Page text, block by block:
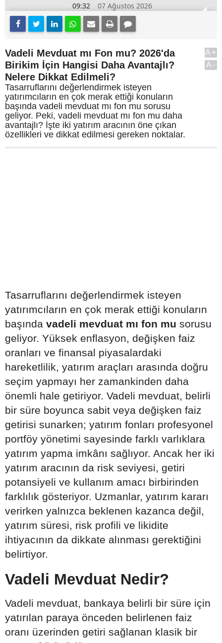
09:32 07 Ağustos 2026
Vadeli Mevduat mı Fon mu? 2026'da
Birikim İçin Hangisi Daha Avantajlı?
Nelere Dikkat Edilmeli?
Tasarruflarını değerlendirmek isteyen
yatırımcıların en çok merak ettiği konuların
başında vadeli mevduat mı fon mu sorusu
geliyor. Peki, vadeli mevduat mı fon mu daha
avantajlı? İşte iki yatırım aracının öne çıkan
özellikleri ve dikkat edilmesi gereken noktalar.
A+
A-
Tasarruflarını değerlendirmek isteyen
yatırımcıların en çok merak ettiği konuların
başında vadeli mevduat mı fon mu sorusu
geliyor. Yüksek enflasyon, değişken faiz
oranları ve finansal piyasalardaki
hareketlilik, yatırım araçları arasında doğru
seçim yapmayı her zamankinden daha
önemli hale getiriyor. Vadeli mevduat, belirli
bir süre boyunca sabit veya değişken faiz
getirisi sunarken; yatırım fonları profesyonel
portföy yönetimi sayesinde farklı varlıklara
yatırım yapma imkânı sağlıyor. Ancak her iki
yatırım aracının da risk seviyesi, getiri
potansiyeli ve kullanım amacı birbirinden
farklılık gösteriyor. Uzmanlar, yatırım kararı
verirken yalnızca beklenen kazanca değil,
yatırım süresi, risk profili ve likidite
ihtiyacının da dikkate alınması gerektiğini
belirtiyor.
Vadeli Mevduat Nedir?
Vadeli mevduat, bankaya belirli bir süre için
yatırılan paraya önceden belirlenen faiz
oranı üzerinden getiri sağlanan klasik bir